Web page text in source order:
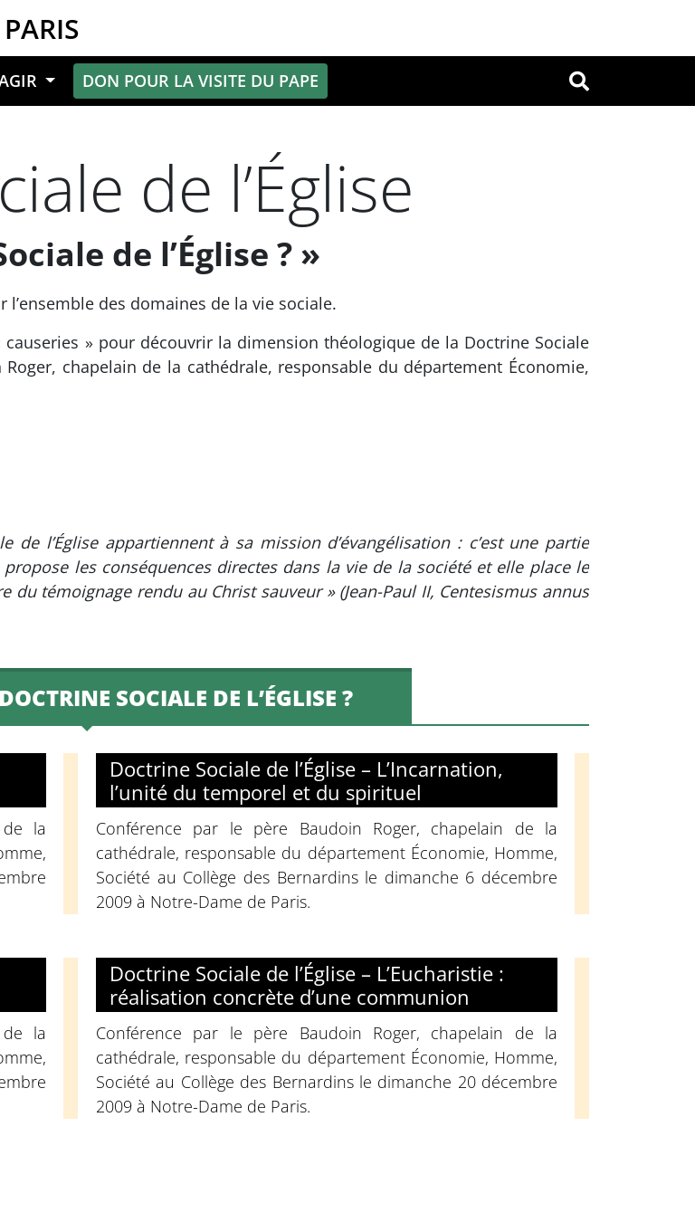
OK
DON POUR LA VISITE DU PAPE
de l’Église
de l’Église ? »
l’ensemble des domaines de la vie sociale.
causeries » pour découvrir la dimension théologique de la Doctrine Sociale
chapelain de la cathédrale, responsable du département Économie,
l’Église appartiennent à sa mission d’évangélisation : c’est une partie
les conséquences directes dans la vie de la société et elle place le
témoignage rendu au Christ sauveur » (Jean-Paul II, Centesismus annus
SOCIALE DE L’ÉGLISE ?
la
Doctrine Sociale de l’Église – L’Incarnation,
l’unité du temporel et du spirituel
Conférence par le père Baudoin Roger, chapelain de la
cathédrale, responsable du département Économie, Homme,
Société au Collège des Bernardins le dimanche 6 décembre
2009 à Notre-Dame de Paris.
la
Doctrine Sociale de l’Église – L’Eucharistie :
réalisation concrète d’une communion
Conférence par le père Baudoin Roger, chapelain de la
cathédrale, responsable du département Économie, Homme,
Société au Collège des Bernardins le dimanche 20 décembre
2009 à Notre-Dame de Paris.